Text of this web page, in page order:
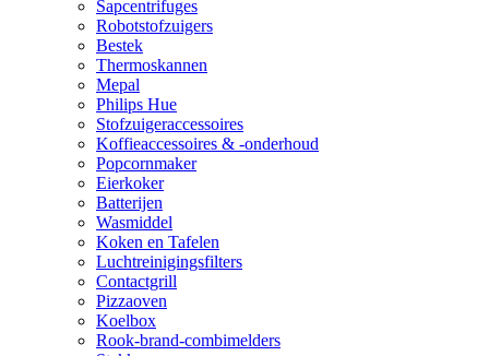
Sapcentrifuges
Robotstofzuigers
Bestek
Thermoskannen
Mepal
Philips Hue
Stofzuigeraccessoires
Koffieaccessoires & -onderhoud
Popcornmaker
Eierkoker
Batterijen
Wasmiddel
Koken en Tafelen
Luchtreinigingsfilters
Contactgrill
Pizzaoven
Koelbox
Rook-brand-combimelders